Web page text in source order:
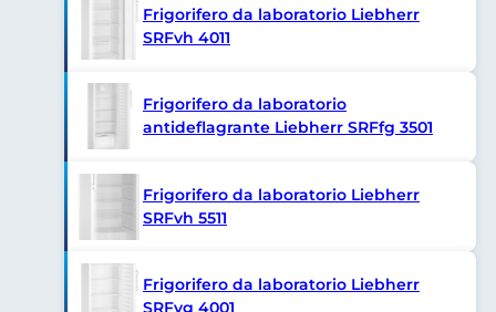
Frigorifero da laboratorio Liebherr
SRFvh 4011
Frigorifero da laboratorio
antideflagrante Liebherr SRFfg 3501
Frigorifero da laboratorio Liebherr
SRFvh 5511
Frigorifero da laboratorio Liebherr
SRFvg 4001